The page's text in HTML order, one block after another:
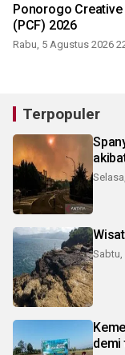
Ponorogo Creative
(PCF) 2026
Rabu, 5 Agustus 2026
Terpopuler
Sabtu,
demi